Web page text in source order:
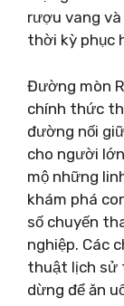
rượu vang
thời kỳ phục
Đường mòn
chính thức
đường nối
cho người
mộ những
khám phá
số chuyến
nghiệp. Các
thuật lịch sử
dừng để ăn